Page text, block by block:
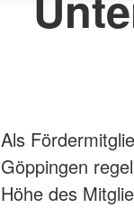
Als
Göppingen
Höhe des